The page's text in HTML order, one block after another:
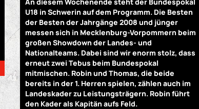
U18 in Schwerin auf dem Programm. Die Besten
der Besten der Jahrgänge 2008 und jünger
messen sich in Mecklenburg-Vorpommern beim
großen Showdown der Landes- und
Nationalteams. Dabei sind wir enorm stolz, dass
erneut zwei Tebus beim Bundespokal
mitmischen. Robin und Thomas, die beide
bereits in der 1. Herren spielen, zählen auch im
Landeskader zu Leistungsträgern. Robin führt
den Kader als Kapitän aufs Feld.